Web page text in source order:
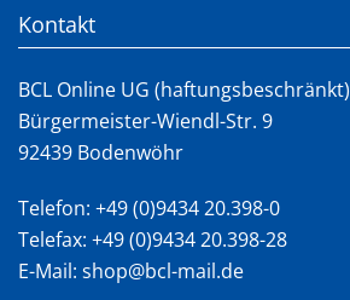
Kontakt
BCL Online UG (haftungsbeschränkt)
Bürgermeister-Wiendl-Str. 9
92439 Bodenwöhr
Telefon: +49 (0)9434 20.398-0
Telefax: +49 (0)9434 20.398-28
E-Mail: shop@bcl-mail.de